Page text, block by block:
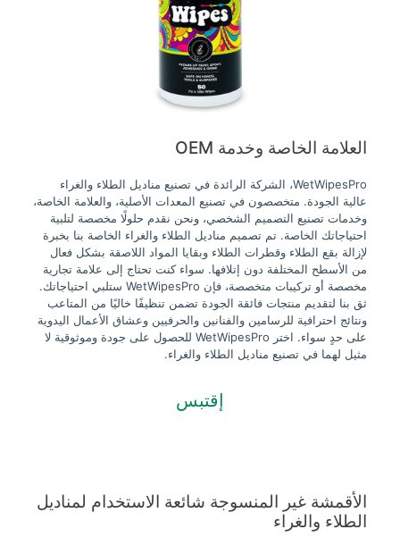
العلامة الخاصة وخدمة OEM
WetWipesPro، الشركة الرائدة في تصنيع مناديل الطلاء والغراء
عالية الجودة. متخصصون في تصنيع المعدات الأصلية، والعلامة الخاصة،
وخدمات تصنيع التصميم الشخصي، ونحن نقدم حلولًا مخصصة لتلبية
احتياجاتك الخاصة. تم تصميم مناديل الطلاء والغراء الخاصة بنا بخبرة
لإزالة بقع الطلاء وقطرات الطلاء وبقايا المواد اللاصقة بشكل فعال
من الأسطح المختلفة دون إتلافها. سواء كنت تحتاج إلى علامة تجارية
مخصصة أو تركيبات متخصصة، فإن WetWipesPro ستلبي احتياجاتك.
ثق بنا لتقديم منتجات فائقة الجودة تضمن تنظيفًا خاليًا من المتاعب
ونتائج احترافية للرسامين والفنانين والحرفيين وعشاق الأعمال اليدوية
على حدٍ سواء. اختر WetWipesPro للحصول على جودة وموثوقية لا
مثيل لهما في تصنيع مناديل الطلاء والغراء.
إقتبس
الأقمشة غير المنسوجة شائعة الاستخدام لمناديل
الطلاء والغراء